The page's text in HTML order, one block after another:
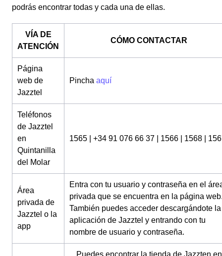
podrás encontrar todas y cada una de ellas.
VÍA DE
ATENCIÓN
CÓMO CONTACTAR
Página
web de
Jazztel
Pincha aquí
Teléfonos
de Jazztel
en
Quintanilla
del Molar
1565 | +34 91 076 66 37 | 1566 | 1568 |
Área
privada de
Jazztel o la
app
Entra con tu usuario y contraseña en el
privada que se encuentra en la página
También puedes acceder descargándote la
aplicación de Jazztel y entrando con tu
nombre de usuario y contraseña.
Puedes encontrar la tienda de Jazzten en